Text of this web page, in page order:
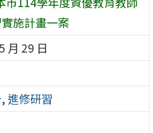
施計畫一案
月 29 日
,進修研習